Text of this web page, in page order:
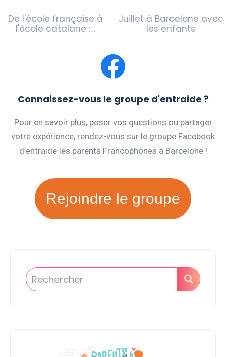
De l'école française à
l'école catalane :…
Juillet à Barcelone avec
les enfants
Connaissez-vous le groupe d'entraide ?
Pour en savoir plus, poser vos questions ou partager
votre expérience, rendez-vous sur le groupe Facebook
d’entraide les parents Francophones à Barcelone !
Rejoindre le groupe